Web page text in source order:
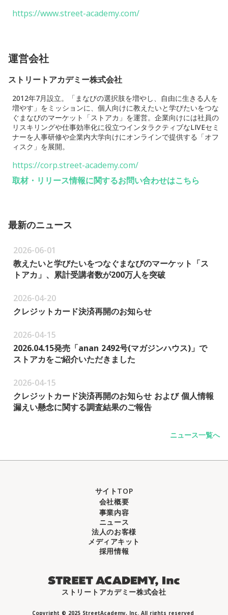
https://www.street-academy.com/
運営会社
ストリートアカデミー株式会社
2012年7月設立。「まなびの選択肢を増やし、自由に生きる人を
増やす」をミッションに、個人向けに教えたいと学びたいをつな
ぐまなびのマーケット「ストアカ」を運営。企業向けには社員の
リスキリングや仕事効率化に役立つインタラクティブなLIVEセミ
ナーを人事研修や企業内大学向けにオンラインで提供する「オフ
ィスク」を展開。
https://corp.street-academy.com/
取材・リリース情報に関するお問い合わせはこちら
最新のニュース
2026-06-01
教えたいと学びたいをつなぐまなびのマーケット「ス
トアカ」、累計受講者数が200万人を突破
2026-04-20
クレジットカード決済再開のお知らせ
2026-04-15
2026.04.15発売「anan 2492号(マガジンハウス)」で
ストアカをご紹介いただきました
2026-04-15
クレジットカード決済再開のお知らせ および 個人情報
漏えい懸念に関する調査結果のご報告
ニュース一覧へ
サイトTOP
会社概要
事業内容
ニュース
法人のお客様
メディアキット
採用情報
ストリートアカデミー株式会社
Copyright © 2025 StreetAcademy, Inc. All rights reserved